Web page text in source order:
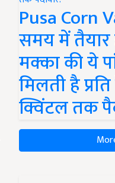
Pusa Corn
समय में तैयार
मक्का की ये
मिलती है
क्विंटल तक